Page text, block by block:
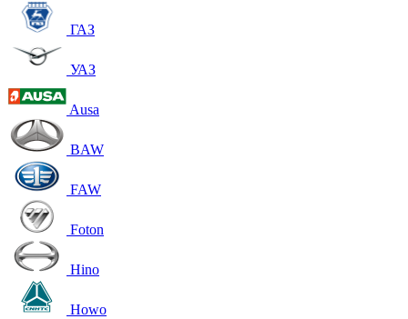
ГАЗ
УАЗ
Ausa
BAW
FAW
Foton
Hino
Howo